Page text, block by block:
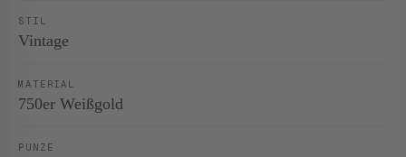
STIL
Vintage
MATERIAL
750er Weißgold
PUNZE